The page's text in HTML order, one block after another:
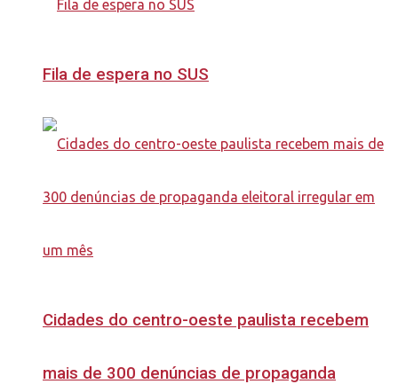
Fila de espera no SUS
Cidades do centro-oeste paulista recebem
mais de 300 denúncias de propaganda